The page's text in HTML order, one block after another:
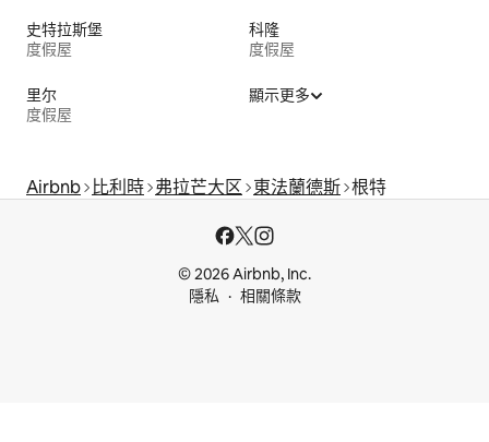
史特拉斯堡
度假屋
科隆
度假屋
里尔
度假屋
顯示更多
Airbnb 比利時 弗拉芒大区 東法蘭德斯 根特
© 2026 Airbnb, Inc.
隱私
相關條款